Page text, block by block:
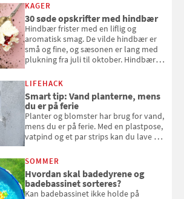
KAGER
30 søde opskrifter med hindbær
Hindbær frister med en liflig og
aromatisk smag. De vilde hindbær er
små og fine, og sæsonen er lang med
plukning fra juli til oktober. Hindbær
kan bruge dine hindbær i alt fra
bagværk og salater til is og syltning.
LIFEHACK
Smart tip: Vand planterne, mens
du er på ferie
Planter og blomster har brug for vand,
mens du er på ferie. Med en plastpose,
vatpind og et par strips kan du lave dit
at bede naboen om at vande eller
komme hjem til døde planter
SOMMER
Hvordan skal badedyrene og
badebassinet sorteres?
Kan badebassinet ikke holde på